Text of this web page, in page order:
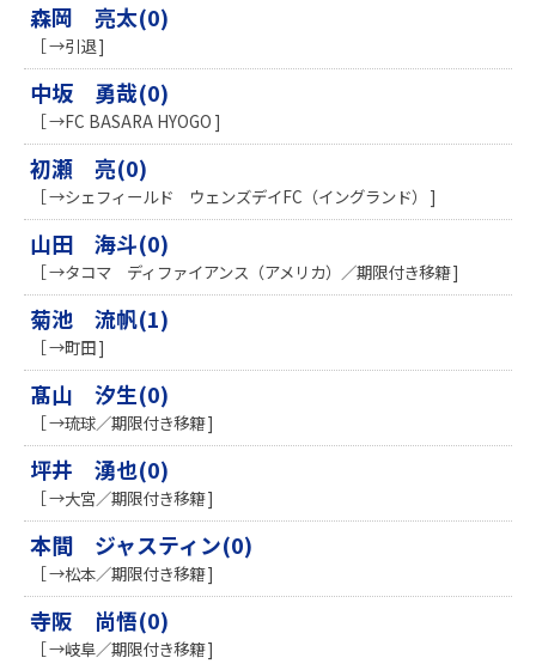
森岡 亮太(0)
［ →引退 ]
中坂 勇哉(0)
［ →FC BASARA HYOGO ]
初瀬 亮(0)
［ →シェフィールド ウェンズデイFC（イングランド） ]
山田 海斗(0)
［ →タコマ ディファイアンス（アメリカ）／期限付き移籍 ]
菊池 流帆(1)
［ →町田 ]
髙山 汐生(0)
［ →琉球／期限付き移籍 ]
坪井 湧也(0)
［ →大宮／期限付き移籍 ]
本間 ジャスティン(0)
［ →松本／期限付き移籍 ]
寺阪 尚悟(0)
［ →岐阜／期限付き移籍 ]